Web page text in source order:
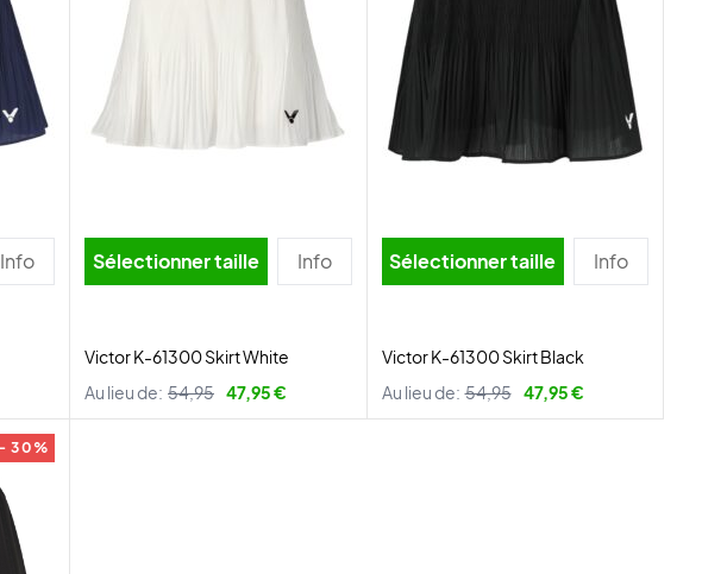
Info Sélectionner taille Info
Victor K-61300 Skirt White
Au lieu de: 54,95 47,95 €
Sélectionner taille Info
Victor K-61300 Skirt Black
Au lieu de: 54,95 47,95 €
- 30%